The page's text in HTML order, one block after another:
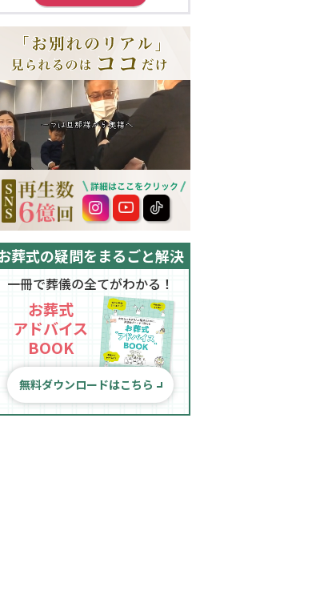
葬式の疑問をまるごと解決
一冊で葬儀の全てがわかる！
お葬式
アドバイス
BOOK
無料ダウンロードはこちら